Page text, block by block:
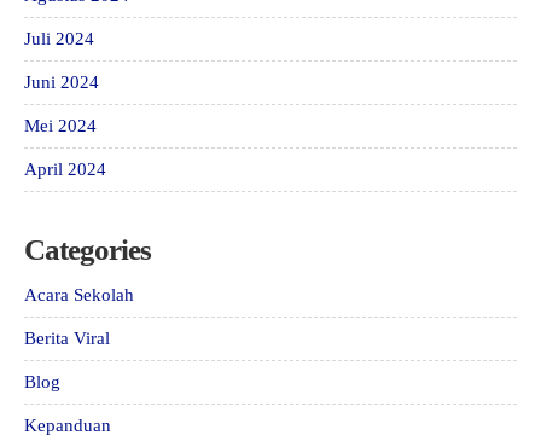
Juli 2024
Juni 2024
Mei 2024
April 2024
Categories
Acara Sekolah
Berita Viral
Blog
Kepanduan